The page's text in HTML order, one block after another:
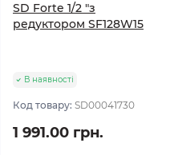
SD Forte 1/2 "з
редуктором SF128W15
В наявності
Код товару: SD00041730
1 991.00 грн.